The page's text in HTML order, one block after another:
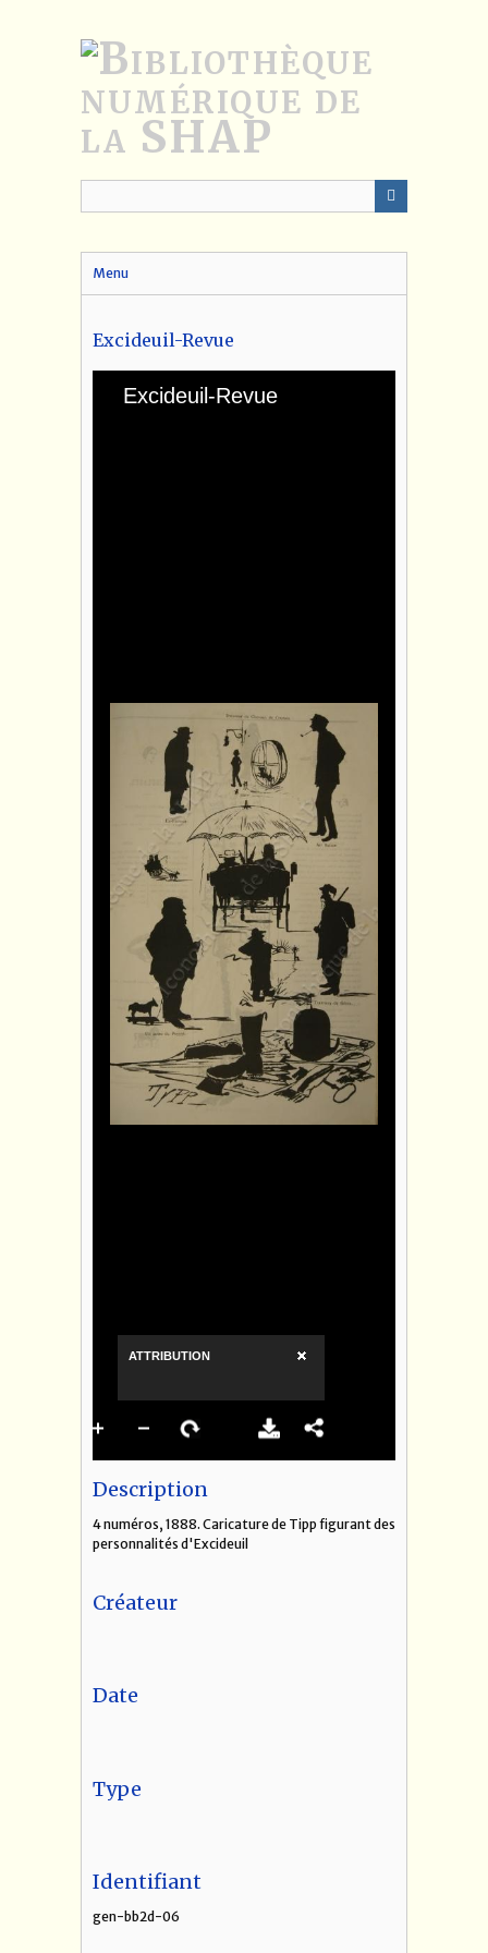
Menu
Excideuil-Revue
Description
4 numéros, 1888. Caricature de Tipp figurant des
personnalités d'Excideuil
Créateur
Date
Type
Identifiant
gen-bb2d-06